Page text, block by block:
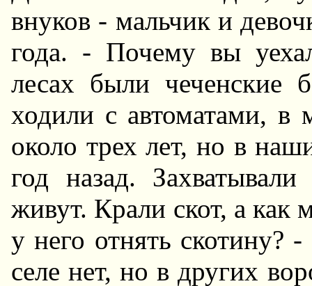
внуков - мальчик и
года. - Почему вы
лесах были
ходили с автоматами, в
около трех лет, но в
год назад.
живут. Крали скот, а как
у него отнять
селе нет, но в других